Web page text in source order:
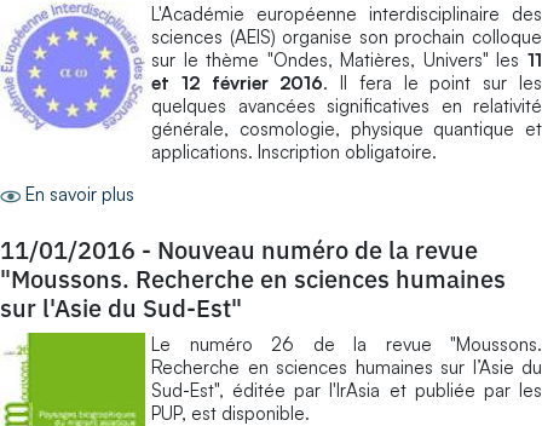
L'Académie européenne interdisciplinaire des
sciences (AEIS) organise son prochain colloque
sur le thème "Ondes, Matières, Univers" les 11
et 12 février 2016. Il fera le point sur les
quelques avancées significatives en relativité
générale, cosmologie, physique quantique et
applications. Inscription obligatoire.
En savoir plus
11/01/2016 - Nouveau numéro de la revue
"Moussons. Recherche en sciences humaines
sur l'Asie du Sud-Est"
Le numéro 26 de la revue "Moussons.
Recherche en sciences humaines sur l’Asie du
Sud-Est", éditée par l'IrAsia et publiée par les
PUP, est disponible.